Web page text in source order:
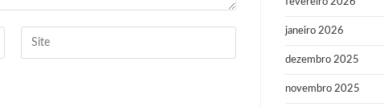
janeiro 2026
dezembro 2025
novembro 2025